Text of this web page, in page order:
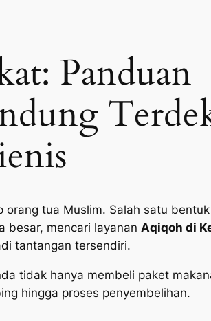
Panduan
tua Muslim. Salah satu
besar, mencari layanan Aqiqoh di
tantangan tersendiri.
tidak hanya membeli paket
hingga proses penyembelihan.